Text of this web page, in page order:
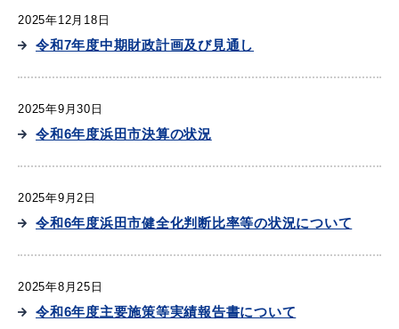
目的から探す
届出・証明 税金
2025年12月18日
令和7年度中期財政計画及び見通し
2025年9月30日
令和6年度浜田市決算の状況
2025年9月2日
令和6年度浜田市健全化判断比率等の状況について
2025年8月25日
令和6年度主要施策等実績報告書について